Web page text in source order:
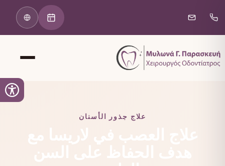
علاج جذور الأسنان
علاج العصب في لاريسا مع